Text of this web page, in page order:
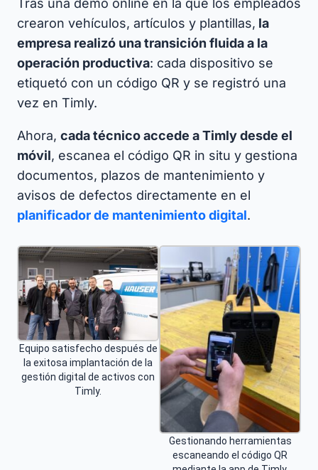
Tras una demo online en la que los empleados
crearon vehículos, artículos y plantillas, la
empresa realizó una transición fluida a la
operación productiva: cada dispositivo se
etiquetó con un código QR y se registró una
vez en Timly.​
Ahora, cada técnico accede a Timly desde el
móvil, escanea el código QR in situ y gestiona
documentos, plazos de mantenimiento y
avisos de defectos directamente en el
planificador de mantenimiento digital.​
Equipo satisfecho después de
la exitosa implantación de la
gestión digital de activos con
Timly.
Gestionando herramientas
escaneando el código QR